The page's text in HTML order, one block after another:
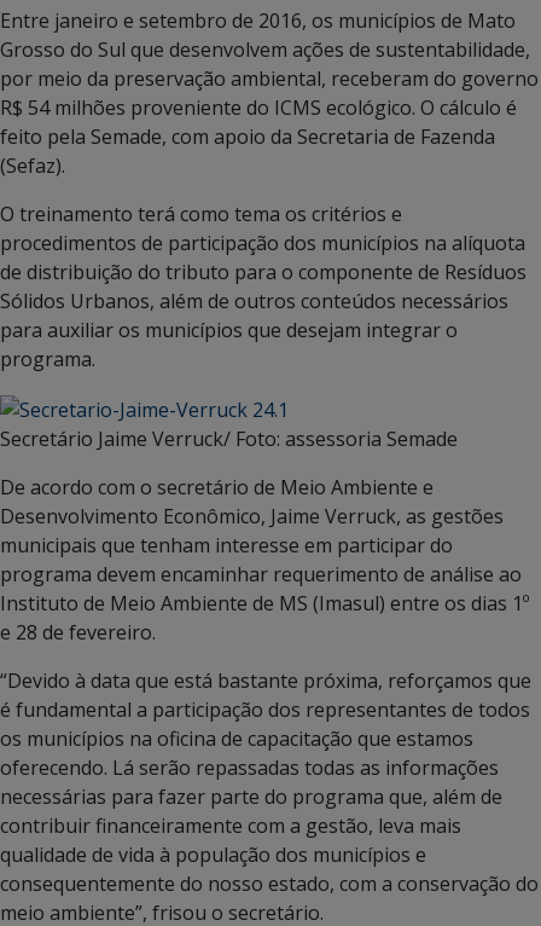
Entre janeiro e setembro de 2016, os municípios de Mato
Grosso do Sul que desenvolvem ações de sustentabilidade,
por meio da preservação ambiental, receberam do governo
R$ 54 milhões proveniente do ICMS ecológico. O cálculo é
feito pela Semade, com apoio da Secretaria de Fazenda
(Sefaz).
O treinamento terá como tema os critérios e
procedimentos de participação dos municípios na alíquota
de distribuição do tributo para o componente de Resíduos
Sólidos Urbanos, além de outros conteúdos necessários
para auxiliar os municípios que desejam integrar o
programa.
Secretário Jaime Verruck/ Foto: assessoria Semade
De acordo com o secretário de Meio Ambiente e
Desenvolvimento Econômico, Jaime Verruck, as gestões
municipais que tenham interesse em participar do
programa devem encaminhar requerimento de análise ao
Instituto de Meio Ambiente de MS (Imasul) entre os dias 1º
e 28 de fevereiro.
“Devido à data que está bastante próxima, reforçamos que
é fundamental a participação dos representantes de todos
os municípios na oficina de capacitação que estamos
oferecendo. Lá serão repassadas todas as informações
necessárias para fazer parte do programa que, além de
contribuir financeiramente com a gestão, leva mais
qualidade de vida à população dos municípios e
consequentemente do nosso estado, com a conservação do
meio ambiente”, frisou o secretário.